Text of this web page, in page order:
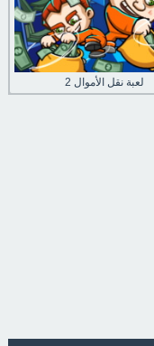
لعبة نقل الأموال 2